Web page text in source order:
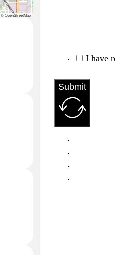
© OpenStreetMap
I have
Submit